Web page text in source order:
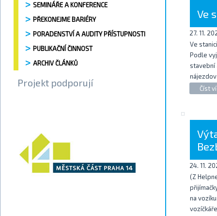
SEMINÁŘE A KONFERENCE
PŘEKONEJME BARIÉRY
PORADENSTVÍ A AUDITY PŘÍSTUPNOSTI
PUBLIKAČNÍ ČINNOST
ARCHIV ČLÁNKŮ
Projekt podporují
Ve
27. 11.
Ve
Podle
stavební
Číst
24. 11.
(Z
na